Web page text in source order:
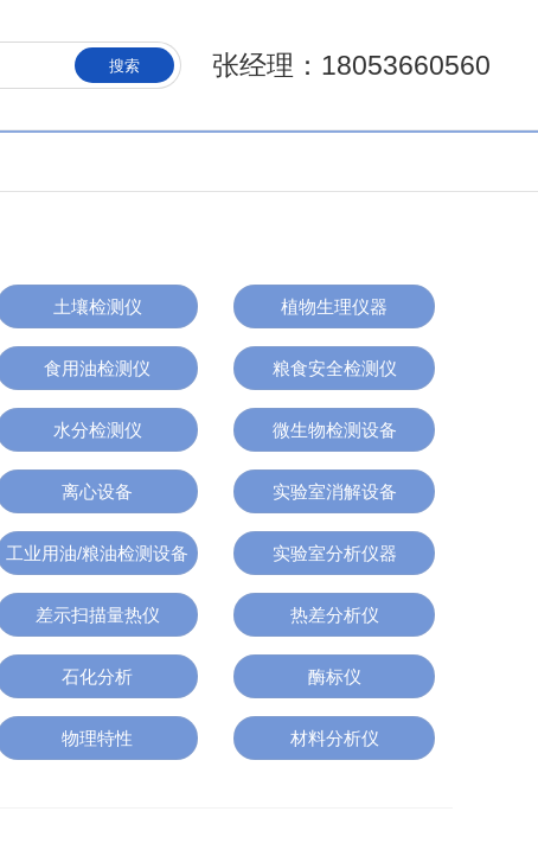
张经理：18053660560
搜索
土壤检测仪 植物生理仪器
食用油检测仪 粮食安全检测仪
水分检测仪 微生物检测设备
离心设备 实验室消解设备
工业用油/粮油检测设备 实验室分析仪器
差示扫描量热仪 热差分析仪
石化分析 酶标仪
物理特性 材料分析仪